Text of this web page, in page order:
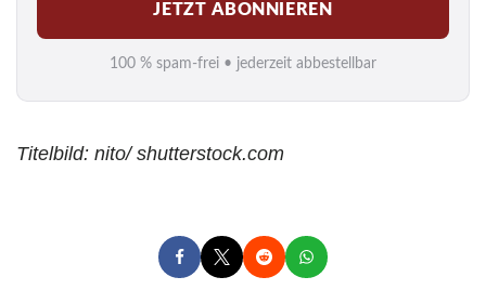
a
i
l
*
JETZT ABONNIEREN
100 % spam-frei • jederzeit abbestellbar
Titelbild: nito/ shutterstock.com